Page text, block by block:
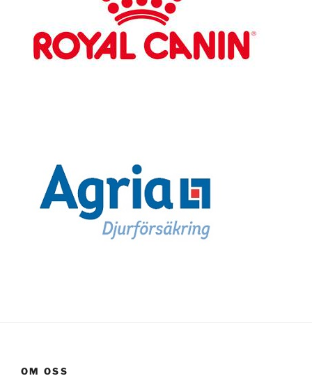
OM OSS